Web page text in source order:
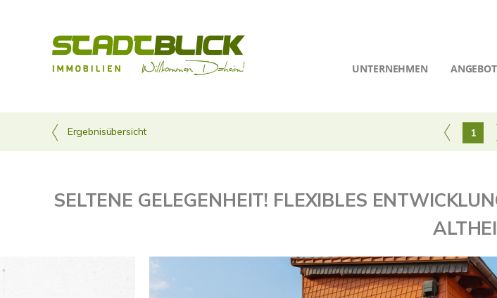
UNTERNEHMEN
Ergebnisübersicht 1
SELTENE GELEGENHEIT! FLEXIBLES